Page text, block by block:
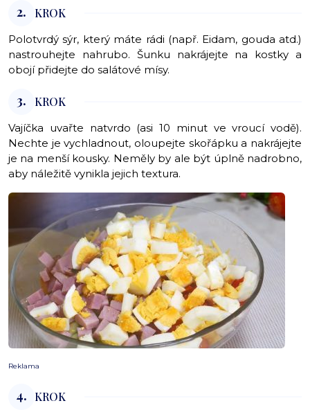
2. KROK
Polotvrdý sýr, který máte rádi (např. Eidam, gouda atd.)
nastrouhejte nahrubo. Šunku nakrájejte na kostky a
obojí přidejte do salátové mísy.
3. KROK
Vajíčka uvařte natvrdo (asi 10 minut ve vroucí vodě).
Nechte je vychladnout, oloupejte skořápku a nakrájejte
je na menší kousky. Neměly by ale být úplně nadrobno,
aby náležitě vynikla jejich textura.
Reklama
4. KROK